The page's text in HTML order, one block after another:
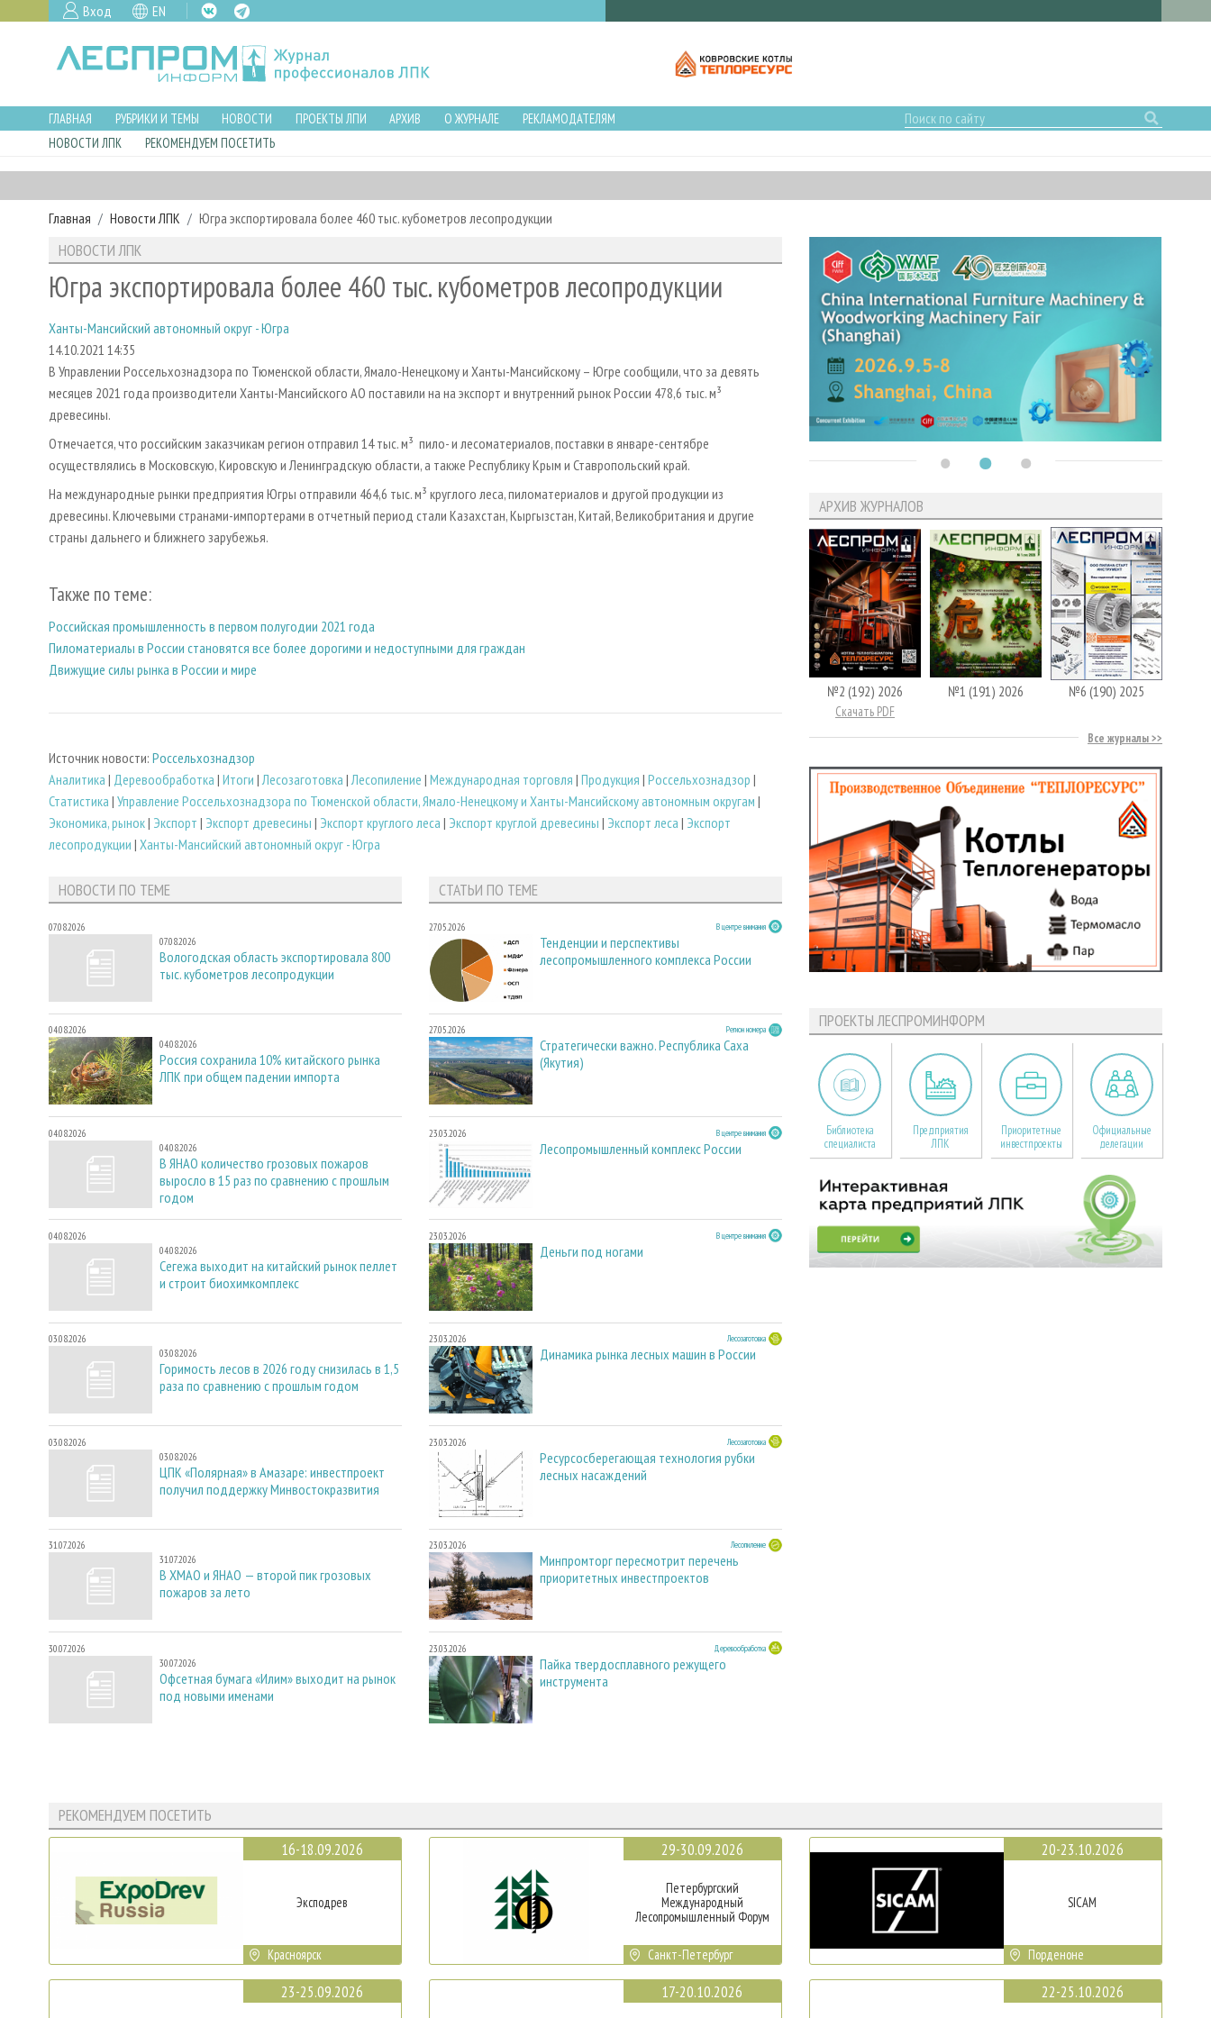
Вход EN
ГЛАВНАЯ РУБРИКИ И ТЕМЫ НОВОСТИ ПРОЕКТЫ ЛПИ АРХИВ О ЖУРНАЛЕ
РЕКЛАМОДАТЕЛЯМ
НОВОСТИ ЛПК
РЕКОМЕНДУЕМ ПОСЕТИТЬ
Главная Новости ЛПК Югра экспортировала более 460 тыс. кубометров лесопродукции
НОВОСТИ ЛПК
Югра экспортировала более 460 тыс. кубометров лесопродукции
Ханты-Мансийский автономный округ - Югра
14.10.2021 14:35
В Управлении Россельхознадзора по Тюменской области, Ямало-Ненецкому и Ханты-Мансийскому – Югре сообщили, что за девять
месяцев 2021 года производители Ханты-Мансийского АО поставили на на экспорт и внутренний рынок России 478,6 тыс. м³
древесины.
Отмечается, что российским заказчикам регион отправил 14 тыс. м³ пило- и лесоматериалов, поставки в январе-сентябре
осуществлялись в Московскую, Кировскую и Ленинградскую области, а также Республику Крым и Ставропольский край.
На международные рынки предприятия Югры отправили 464,6 тыс. м³ круглого леса, пиломатериалов и другой продукции из
древесины. Ключевыми странами-импортерами в отчетный период стали Казахстан, Кыргызстан, Китай, Великобритания и другие
страны дальнего и ближнего зарубежья.
Также по теме:
Российская промышленность в первом полугодии 2021 года
Пиломатериалы в России становятся все более дорогими и недоступными для граждан
Движущие силы рынка в России и мире
Источник новости: Россельхознадзор
Аналитика | Деревообработка | Итоги |Лесозаготовка |Лесопиление | Международная торговля | Продукция | Россельхознадзор |
Статистика | Управление Россельхознадзора по Тюменской области, Ямало-Ненецкому и Ханты-Мансийскому автономным округам |
Экономика, рынок| Экспорт | Экспорт древесины | Экспорт круглого леса | Экспорт круглой древесины | Экспорт леса | Экспорт
лесопродукции | Ханты-Мансийский автономный округ - Югра
НОВОСТИ ПО ТЕМЕ
07.08.2026
07.08.2026
Вологодская область экспортировала 800
тыс. кубометров лесопродукции
04.08.2026
04.08.2026
Россия сохранила 10% китайского рынка
ЛПК при общем падении импорта
04.08.2026
04.08.2026
В ЯНАО количество грозовых пожаров
выросло в 15 раз по сравнению с прошлым
годом
04.08.2026
04.08.2026
Сегежа выходит на китайский рынок пеллет
и строит биохимкомплекс
03.08.2026
03.08.2026
Горимость лесов в 2026 году снизилась в 1,5
раза по сравнению с прошлым годом
03.08.2026
03.08.2026
ЦПК «Полярная» в Амазаре: инвестпроект
получил поддержку Минвостокразвития
31.07.2026
31.07.2026
В ХМАО и ЯНАО — второй пик грозовых
пожаров за лето
30.07.2026
30.07.2026
Офсетная бумага «Илим» выходит на рынок
под новыми именами
СТАТЬИ ПО ТЕМЕ
27.05.2026 В центре внимания
Тенденции и перспективы
лесопромышленного комплекса России
27.05.2026 Регион номера
Стратегически важно. Республика Саха
(Якутия)
23.03.2026 В центре внимания
Лесопромышленный комплекс России
23.03.2026 В центре внимания
Деньги под ногами
23.03.2026 Лесозаготовка
Динамика рынка лесных машин в России
23.03.2026 Лесозаготовка
Ресурсосберегающая технология рубки
лесных насаждений
23.03.2026 Лесопиление
Минпромторг пересмотрит перечень
приоритетных инвестпроектов
23.03.2026 Деревообработка
Пайка твердосплавного режущего
инструмента
АРХИВ ЖУРНАЛОВ
№2 (192) 2026
Скачать PDF
№1 (191) 2026 №6 (190) 2025
Все журналы
ПРОЕКТЫ ЛЕСПРОМИНФОРМ
Библиотека
специалиста
Предприятия
ЛПК
Приоритетные
инвестпроекты
Официальные
делегации
РЕКОМЕНДУЕМ ПОСЕТИТЬ
16-18.09.2026
Эксподрев
Красноярск
23-25.09.2026
29-30.09.2026
Петербургский
Международный
Лесопромышленный Форум
Санкт-Петербург
17-20.10.2026
20-23.10.2026
SICAM
Порденоне
22-25.10.2026